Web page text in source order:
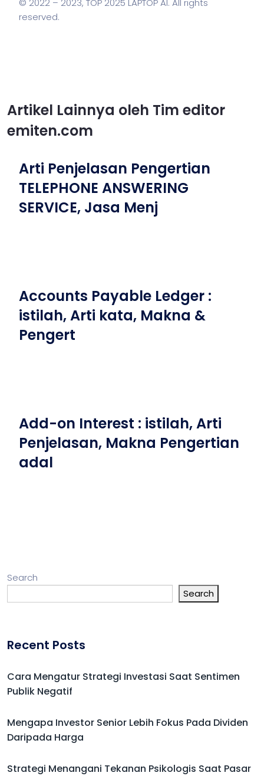
© 2022 – 2023, TOP 2025 LAPTOP AI . All rights
reserved.
Artikel Lainnya oleh Tim editor
emiten.com
Arti Penjelasan Pengertian
TELEPHONE ANSWERING
SERVICE, Jasa Menj
Accounts Payable Ledger :
istilah, Arti kata, Makna &
Pengert
Add-on Interest : istilah, Arti
Penjelasan, Makna Pengertian
adal
Search
Search
Recent Posts
Cara Mengatur Strategi Investasi Saat Sentimen
Publik Negatif
Mengapa Investor Senior Lebih Fokus Pada Dividen
Daripada Harga
Strategi Menangani Tekanan Psikologis Saat Pasar